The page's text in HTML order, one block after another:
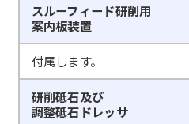
スルーフィード研削用
案内板装置
付属します。
研削砥石及び
調整砥石ドレッサ